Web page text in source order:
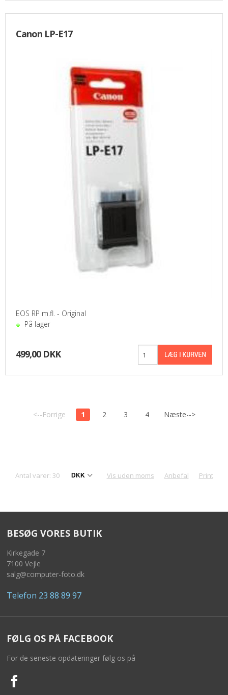
Canon LP-E17
EOS RP m.fl. - Original
På lager
499,00 DKK
<--Forrige 1 2 3 4 Næste-->
Antal varer: 30 Vis uden moms Anbefal Print
BESØG VORES BUTIK
Kirkegade 7
7100 Vejle
salg@computer-foto.dk
Telefon 23 88 89 97
FØLG OS PÅ FACEBOOK
For de seneste opdateringer følg os på